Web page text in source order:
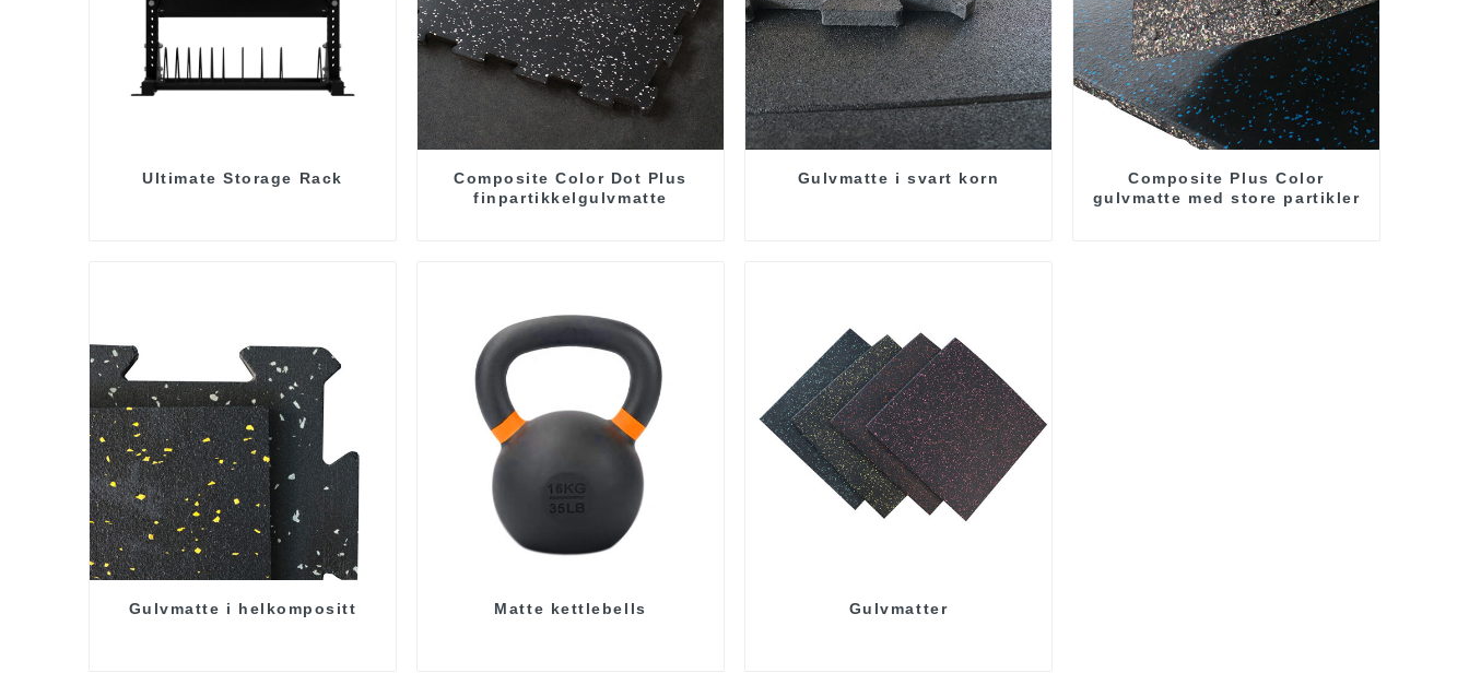
Ultimate Storage Rack
Composite Color Dot Plus
finpartikkelgulvmatte
Gulvmatte i svart korn
Composite Plus Color
gulvmatte med store partikler
Gulvmatte i helkompositt Matte kettlebells Gulvmatter